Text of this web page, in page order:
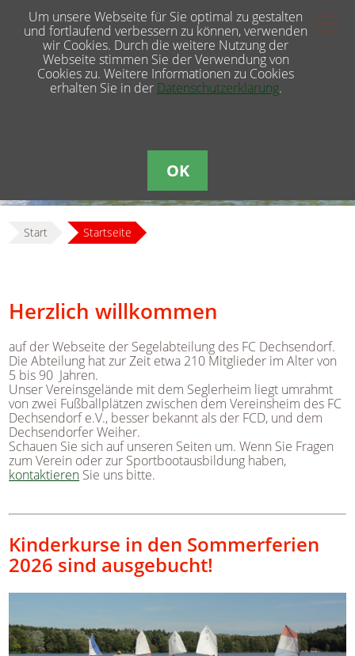
Start Startseite
Herzlich willkommen
auf der Webseite der Segelabteilung des FC Dechsendorf.
Die Abteilung hat zur Zeit etwa 210 Mitglieder im Alter von
5 bis 90 Jahren.
Unser Vereinsgelände mit dem Seglerheim liegt umrahmt
von zwei Fußballplätzen zwischen dem Vereinsheim des FC
Dechsendorf e.V., besser bekannt als der FCD, und dem
Dechsendorfer Weiher.
Schauen Sie sich auf unseren Seiten um. Wenn Sie Fragen
zum Verein oder zur Sportbootausbildung haben,
kontaktieren Sie uns bitte.
Kinderkurse in den Sommerferien
2026 sind ausgebucht!
Um unsere Webseite für Sie optimal zu gestalten
und fortlaufend verbessern zu können, verwenden
wir Cookies. Durch die weitere Nutzung der
Webseite stimmen Sie der Verwendung von
Cookies zu. Weitere Informationen zu Cookies
erhalten Sie in der Datenschutzerklärung.
OK